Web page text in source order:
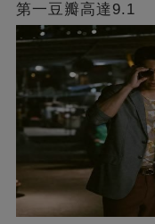
第一豆瓣高達9.1